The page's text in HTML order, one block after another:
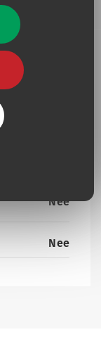
Nee
Nee